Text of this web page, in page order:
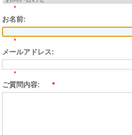
*
お名前:
*
メールアドレス:
*
ご質問内容: *